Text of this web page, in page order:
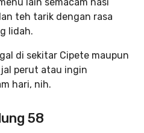
lain semacam nasi
teh tarik dengan rasa
lidah.
di sekitar Cipete maupun
perut atau ingin
hari, nih.
58